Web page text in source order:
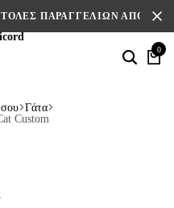
ΠΑΡΑΓΓΕΛΙΩΝ ΑΠΟ 17/8
0
Γάτα
Custom